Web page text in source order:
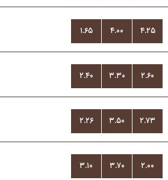
۱.۶۵ ۴.۰۰ ۴.۲۵
۲.۴۰ ۳.۳۰ ۲.۶۰
۲.۲۶ ۳.۵۰ ۲.۷۳
۳.۱۰ ۳.۷۰ ۲.۰۰